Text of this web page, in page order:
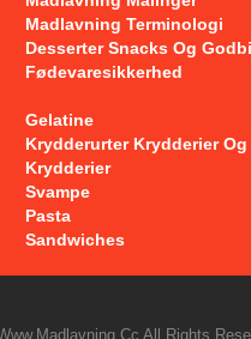
Madlavning Terminologi
Desserter Snacks Og
Fødevaresikkerhed
Gelatine
Krydderurter Krydderier Og
Krydderier
Svampe
Pasta
Sandwiches
All Rights